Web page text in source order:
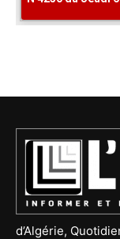
d’Algérie,